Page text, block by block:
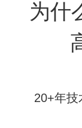
为什
20+年技